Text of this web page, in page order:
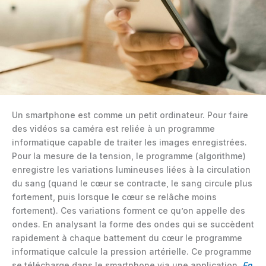
Un smartphone est comme un petit ordinateur. Pour faire
des vidéos sa caméra est reliée à un programme
informatique capable de traiter les images enregistrées.
Pour la mesure de la tension, le programme (algorithme)
enregistre les variations lumineuses liées à la circulation
du sang (quand le cœur se contracte, le sang circule plus
fortement, puis lorsque le cœur se relâche moins
fortement). Ces variations forment ce qu’on appelle des
ondes. En analysant la forme des ondes qui se succèdent
rapidement à chaque battement du cœur le programme
informatique calcule la pression artérielle. Ce programme